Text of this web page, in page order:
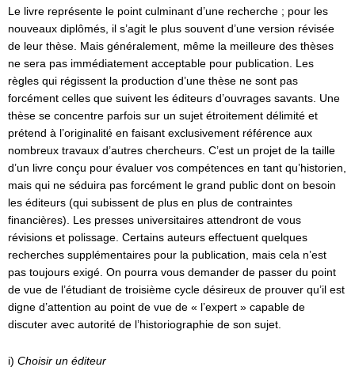
Le livre représente le point culminant d’une recherche ; pour les
nouveaux diplômés, il s’agit le plus souvent d’une version révisée
de leur thèse. Mais généralement, même la meilleure des thèses
ne sera pas immédiatement acceptable pour publication. Les
règles qui régissent la production d’une thèse ne sont pas
forcément celles que suivent les éditeurs d’ouvrages savants. Une
thèse se concentre parfois sur un sujet étroitement délimité et
prétend à l’originalité en faisant exclusivement référence aux
nombreux travaux d’autres chercheurs. C’est un projet de la taille
d’un livre conçu pour évaluer vos compétences en tant qu’historien,
mais qui ne séduira pas forcément le grand public dont on besoin
les éditeurs (qui subissent de plus en plus de contraintes
financières). Les presses universitaires attendront de vous
révisions et polissage. Certains auteurs effectuent quelques
recherches supplémentaires pour la publication, mais cela n’est
pas toujours exigé. On pourra vous demander de passer du point
de vue de l’étudiant de troisième cycle désireux de prouver qu’il est
digne d’attention au point de vue de « l’expert » capable de
discuter avec autorité de l’historiographie de son sujet.
i) Choisir un éditeur